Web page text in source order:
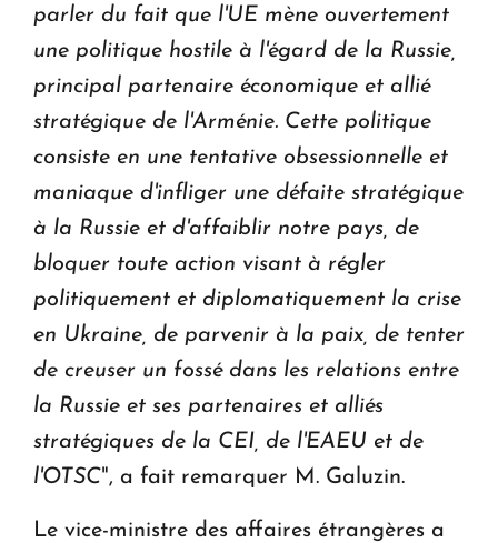
parler du fait que l'UE mène ouvertement
une politique hostile à l'égard de la Russie,
principal partenaire économique et allié
stratégique de l'Arménie. Cette politique
consiste en une tentative obsessionnelle et
maniaque d'infliger une défaite stratégique
à la Russie et d'affaiblir notre pays, de
bloquer toute action visant à régler
politiquement et diplomatiquement la crise
en Ukraine, de parvenir à la paix, de tenter
de creuser un fossé dans les relations entre
la Russie et ses partenaires et alliés
stratégiques de la CEI, de l'EAEU et de
l'OTSC", a fait remarquer M. Galuzin.
Le vice-ministre des affaires étrangères a